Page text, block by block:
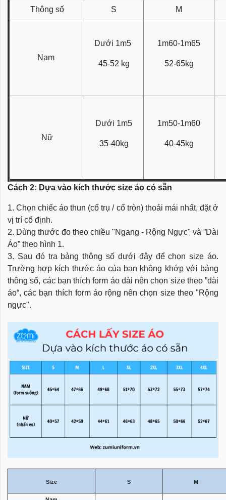
Thông số S M
Nam
Dưới 1m5
45-52 kg
1m60-1m65
52-65kg
Nữ
Dưới 1m5
35-40kg
1m50-1m60
40-45kg
Cách 2: Dựa vào kích thước size áo có sẵn
1. Chọn chiếc áo thun (cổ trụ / cổ tròn) thoải mái nhất, đặt ở
vị trí cố định.
2. Dùng thước đo theo chiều "Ngang - Rộng Ngực" và ”Dài
Áo” theo hình 1.
3. Sau đó tra bảng thông số dưới đây để chọn size áo.
Trường hợp kích thước áo của bạn không khớp với bảng
thông số, các bạn thích form áo dài nên chọn size theo ”dài
áo“, các bạn thích form áo rộng nên chọn size theo "Rộng
ngực".
Size S M